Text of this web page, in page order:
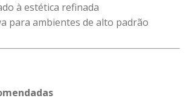
à estética refinada
para ambientes de alto padrão